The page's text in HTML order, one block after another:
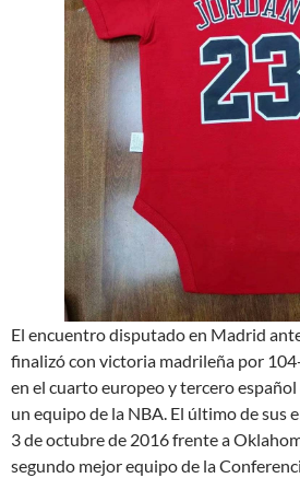
El encuentro disputado en Madrid
finalizó con victoria madrileña por
en el cuarto europeo y tercero
un equipo de la NBA. El último de sus
3 de octubre de 2016 frente a
segundo mejor equipo de la